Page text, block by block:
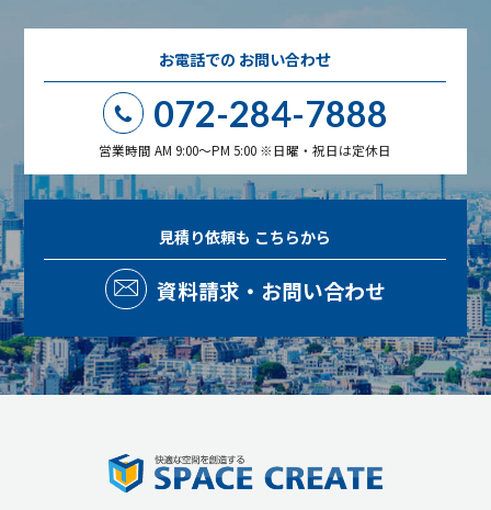
お電話での お問い合わせ
072-284-7888
営業時間 AM 9:00～PM 5:00 ※日曜・祝日は定休日
見積り依頼も こちらから
資料請求・お問い合わせ